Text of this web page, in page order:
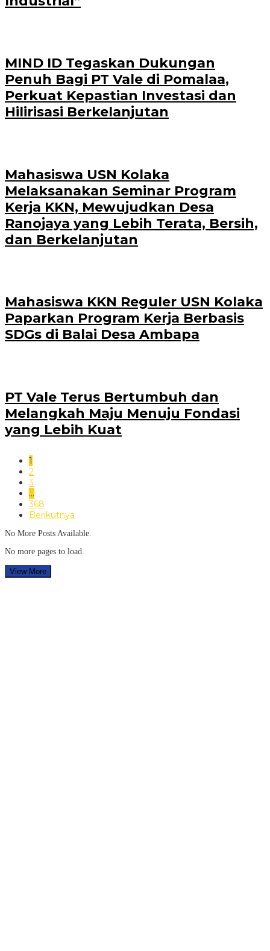
MIND ID Tegaskan Dukungan
Penuh Bagi PT Vale di Pomalaa,
Perkuat Kepastian Investasi dan
Hilirisasi Berkelanjutan
Mahasiswa USN Kolaka
Melaksanakan Seminar Program
Kerja KKN, Mewujudkan Desa
Ranojaya yang Lebih Terata, Bersih,
dan Berkelanjutan
Mahasiswa KKN Reguler USN Kolaka
Paparkan Program Kerja Berbasis
SDGs di Balai Desa Ambapa
PT Vale Terus Bertumbuh dan
Melangkah Maju Menuju Fondasi
yang Lebih Kuat
1
2
3
…
368
Berikutnya
No More Posts Available.
No more pages to load.
View More